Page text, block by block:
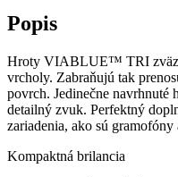
Popis
Hroty VIABLUE™ TRI
vrcholy. Zabraňujú tak
povrch. Jedinečne navrhnuté
detailný zvuk. Perfektný
zariadenia, ako sú
Kompaktná brilancia